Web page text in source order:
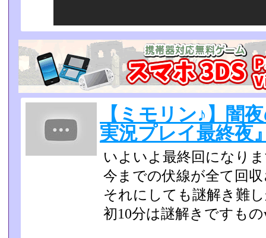
【ミモリン♪】闇
実況プレイ最終夜
いよいよ最終回になり
今までの伏線が全て回
それにしても謎解き難
初10分は謎解きですも